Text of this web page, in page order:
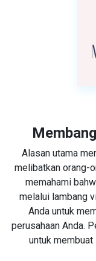
Alasan utama
melibatkan orang-
memahami
melalui lambang
Anda untuk
perusahaan Anda.
untuk